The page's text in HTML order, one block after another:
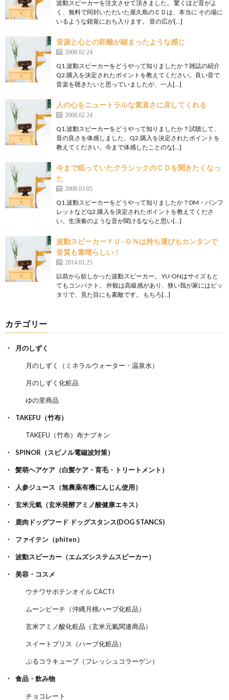
波動スピーカーを注文させて頂きました。 驚くほど音がよ
く、無料で同封いただいた屋久島のＣＤは、本当に その場に
いるような錯覚におち入ります。 音の広が[…]
音源と心との距離が縮まったような感じ
2008.02.24
Q1.波動スピーカーをどうやって知りましたか？雑誌の紹介
Q2.購入を決定されたポイントを教えてください。良い音で
音楽を聴きたいと思っていましたが、一人[…]
人の心をニュートラルな素直さに戻してくれる
2008.02.24
Q1.波動スピーカーをどうやって知りましたか？試聴して、
音の良さを体感しました。Q2.購入を決定されたポイントを
教えてください。今まで体感したことのな[…]
今まで眠っていたクラシックのＣＤを聞きたくなっ
た
2008.03.05
Q1.波動スピーカーをどうやって知りましたか？DM・パンフ
レットなどQ2.購入を決定されたポイントを教えてくださ
い。生演奏のような音が聞けるならと思い[…]
波動スピーカーＹＵ−ＯＮは持ち運びもカンタンで
音質も素晴らしい！
2014.01.25
以前から欲しかった波動スピーカー。 YU-ONはサイズもと
てもコンパクト。 外観は高級感があり、狭い我が家にはピッ
タリで、見た目にも素敵です。 もちろ[…]
カテゴリー
月のしずく
月のしずく（ミネラルウォーター・温泉水）
月のしずく化粧品
ゆの里商品
TAKEFU（竹布）
TAKEFU（竹布）布ナプキン
SPINOR（スピノル電磁波対策）
髪萌ヘアケア（白髪ケア・育毛・トリートメント）
人参ジュース（無農薬有機にんじん使用）
玄米元氣（玄米発酵アミノ酸健康エキス）
鹿肉ドッグフード ドッグスタンス(DOG STANCS)
ファイテン（phiten）
波動スピーカー（エムズシステムスピーカー）
美容・コスメ
ウチワサボテンオイル CACTI
ムーンピーチ（沖縄月桃ハーブ化粧品）
玄米アミノ酸化粧品（玄米元氣関連商品）
スイートブリス（ハーブ化粧品）
ぷるコラキューブ（フレッシュコラーゲン）
食品・飲み物
チョコレート